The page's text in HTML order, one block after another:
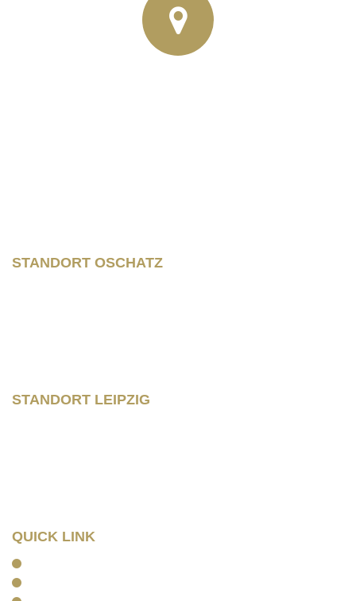
STANDORT OSCHATZ
STANDORT LEIPZIG
QUICK LINK